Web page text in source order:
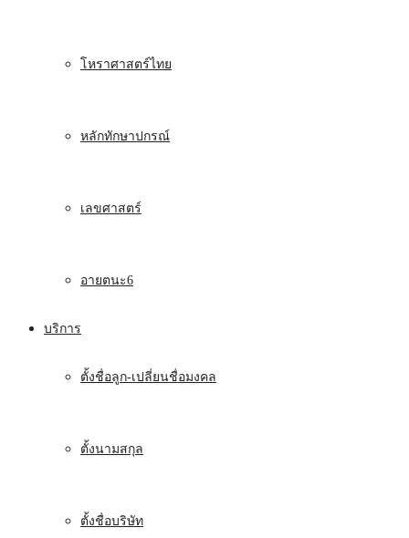
โหราศาสตร์ไทย
หลักทักษาปกรณ์
เลขศาสตร์
อายตนะ6
บริการ
ตั้งชื่อลูก-เปลี่ยนชื่อมงคล
ตั้งนามสกุล
ตั้งชื่อบริษัท